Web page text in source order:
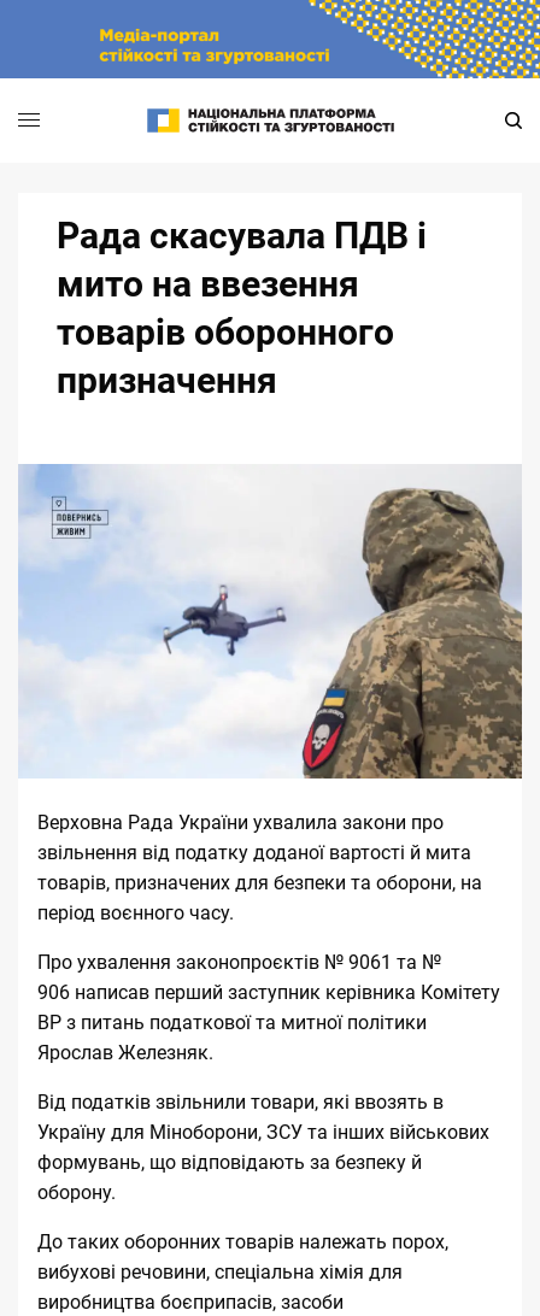
Рада скасувала ПДВ і
мито на ввезення
товарів оборонного
призначення
Верховна Рада України ухвалила закони про
звільнення від податку доданої вартості й мита
товарів, призначених для безпеки та оборони, на
період воєнного часу.
Про ухвалення законопроєктів № 9061 та №
906 написав перший заступник керівника Комітету
ВР з питань податкової та митної політики
Ярослав Железняк.
Від податків звільнили товари, які ввозять в
Україну для Міноборони, ЗСУ та інших військових
формувань, що відповідають за безпеку й
оборону.
До таких оборонних товарів належать порох,
вибухові речовини, спеціальна хімія для
виробництва боєприпасів, засоби